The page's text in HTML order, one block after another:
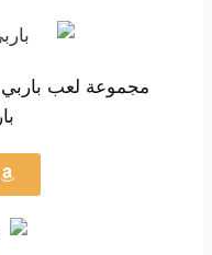
مجموعة لعب باربي